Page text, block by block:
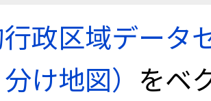
政区域データ
分け地図） をベ